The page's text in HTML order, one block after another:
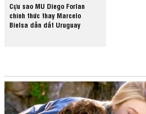
Cựu sao MU Diego Forlan
chính thức thay Marcelo
Bielsa dẫn dắt Uruguay